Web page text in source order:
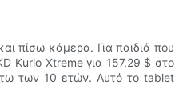
πίσω κάμερα. Για παιδιά που
Kurio Xtreme για 157,29 $ στο
των 10 ετών. Αυτό το tablet